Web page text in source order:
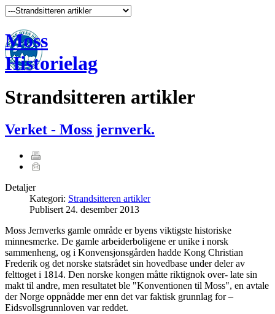
Moss
Historielag
Strandsitteren artikler
Verket - Moss jernverk.
Detaljer
Kategori: Strandsitteren artikler
Publisert 24. desember 2013
Moss Jernverks gamle område er byens viktigste historiske
minnesmerke. De gamle arbeiderboligene er unike i norsk
sammenheng, og i Konvensjonsgården hadde Kong Christian
Frederik og det norske statsrådet sin hovedbase under deler av
felttoget i 1814. Den norske kongen måtte riktignok over- late sin
makt til andre, men resultatet ble "Konventionen til Moss", en avtale
der Norge oppnådde mer enn det var faktisk grunnlag for –
Eidsvollsgrunnloven var reddet.